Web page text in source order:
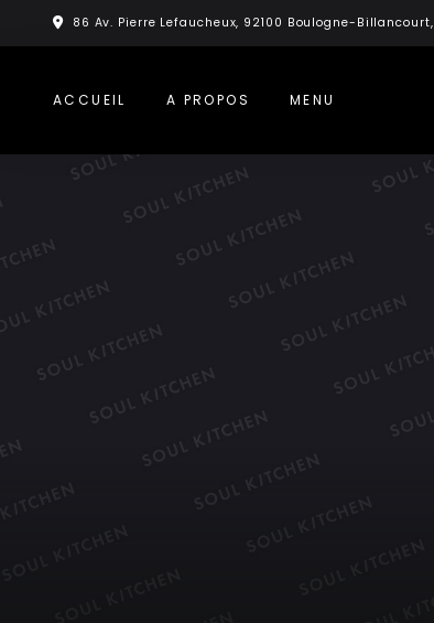
to
86 Av. Pierre Lefaucheux, 92100 Boulogne-Billancourt,
ACCUEIL A PROPOS MENU